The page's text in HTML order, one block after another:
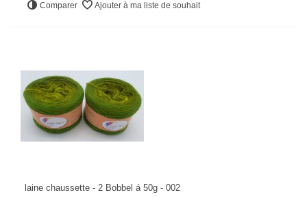
Comparer Ajouter à ma liste de souhait
laine chaussette - 2 Bobbel á 50g - 002